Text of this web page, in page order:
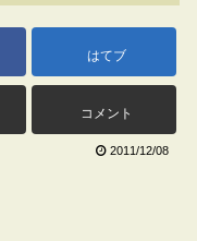
はてブ
コメント
2011/12/08